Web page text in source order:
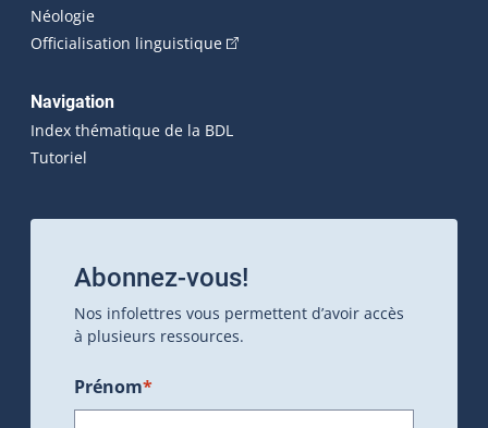
Néologie
Officialisation linguistique(Cet hyperlien externe s'ouvrira
Navigation
Index thématique de la BDL
Tutoriel
Abonnez-vous!
Nos infolettres vous permettent d’avoir accès
à plusieurs ressources.
Prénom*